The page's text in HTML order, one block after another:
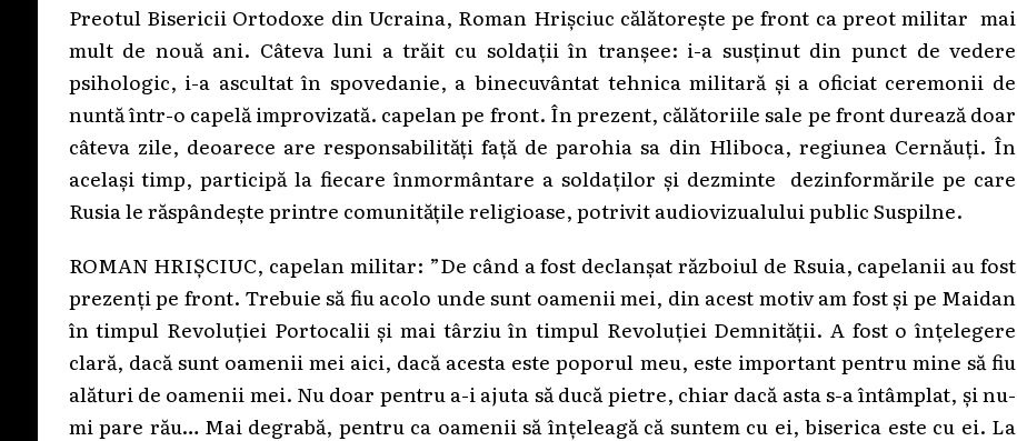
Preotul Bisericii Ortodoxe din Ucraina, Roman Hrișciuc călătorește pe front ca preot militar mai
mult de nouă ani. Câteva luni a trăit cu soldații în tranșee: i-a susținut din punct de vedere
psihologic, i-a ascultat în spovedanie, a binecuvântat tehnica militară și a oficiat ceremonii de
nuntă într-o capelă improvizată. capelan pe front. În prezent, călătoriile sale pe front durează doar
câteva zile, deoarece are responsabilități față de parohia sa din Hliboca, regiunea Cernăuți. În
același timp, participă la fiecare înmormântare a soldaților și dezminte dezinformările pe care
Rusia le răspândește printre comunitățile religioase, potrivit audiovizualului public Suspilne.
ROMAN HRIȘCIUC, capelan militar: ”De când a fost declanșat războiul de Rsuia, capelanii au fost
prezenți pe front. Trebuie să fiu acolo unde sunt oamenii mei, din acest motiv am fost și pe Maidan
în timpul Revoluției Portocalii și mai târziu în timpul Revoluției Demnității. A fost o înțelegere
clară, dacă sunt oamenii mei aici, dacă acesta este poporul meu, este important pentru mine să fiu
alături de oamenii mei. Nu doar pentru a-i ajuta să ducă pietre, chiar dacă asta s-a întâmplat, și nu-
mi pare rău… Mai degrabă, pentru ca oamenii să înțeleagă că suntem cu ei, biserica este cu ei. La